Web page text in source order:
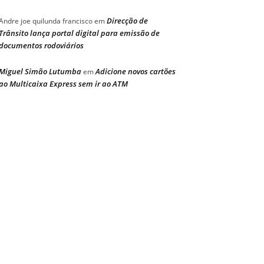
joe quilunda franciscoemDirecção de
lança portal digital para emissão de
rodoviários
Simão LutumbaemAdicione novos cartões
Multicaixa Express sem ir ao ATM